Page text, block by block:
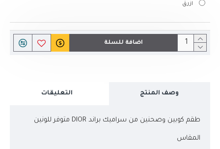
ازرق
اضافة للسلة
وصف المنتج التعليقات
طقم كوبين وصحنين من سراميك براند DIOR متوفر للونين
المقاس